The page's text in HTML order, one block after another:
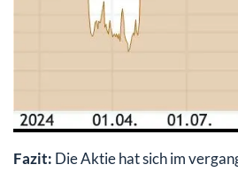
Fazit: Die Aktie hat sich im